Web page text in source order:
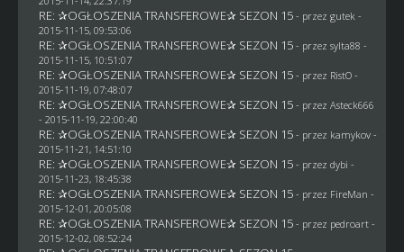
RE: ✰OGŁOSZENIA TRANSFEROWE✰ SEZON 15 - przez gutek -
2015-11-15, 09:53:06
RE: ✰OGŁOSZENIA TRANSFEROWE✰ SEZON 15 - przez sylta88 -
2015-11-15, 10:51:07
RE: ✰OGŁOSZENIA TRANSFEROWE✰ SEZON 15 - przez RistO-
2015-11-19, 07:48:07
RE: ✰OGŁOSZENIA TRANSFEROWE✰ SEZON 15 - przez Asteck666
- 2015-11-19, 22:00:40
RE: ✰OGŁOSZENIA TRANSFEROWE✰ SEZON 15 - przez kamykov-
2015-11-21, 14:51:10
RE: ✰OGŁOSZENIA TRANSFEROWE✰ SEZON 15 - przez dybi -
2015-11-23, 18:45:38
RE: ✰OGŁOSZENIA TRANSFEROWE✰ SEZON 15 - przez FireMan -
2015-12-01, 20:05:08
RE: ✰OGŁOSZENIA TRANSFEROWE✰ SEZON 15 - przez pedroart-
2015-12-02, 08:52:24